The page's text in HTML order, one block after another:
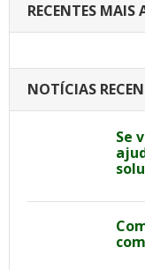
RECENTES MAIS
NOTÍCIAS
Se